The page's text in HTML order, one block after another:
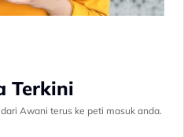
Terkini
Awani terus ke peti masuk anda.